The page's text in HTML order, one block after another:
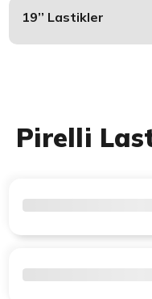
19’’ Lastikler
Pirelli